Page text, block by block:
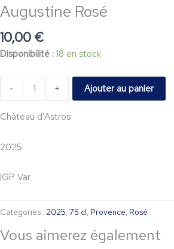
Augustine Rosé
10,00 €
Disponibilité : 18 en stock
-
Rosé
+ Ajouter au panier
Château d’Astros
2025
IGP Var
Catégories : 2025,75 cl, Provence, Rosé
Vous aimerez également